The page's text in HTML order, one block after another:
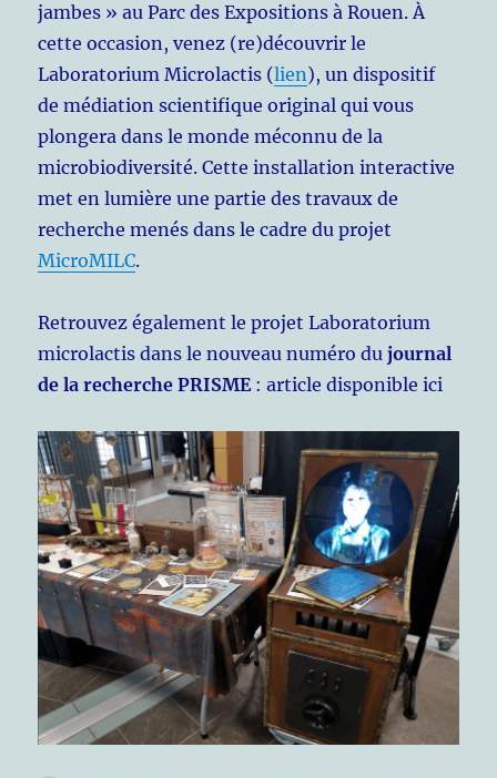
jambes » au Parc des Expositions à Rouen. À
cette occasion, venez (re)découvrir le
Laboratorium Microlactis (lien), un dispositif
de médiation scientifique original qui vous
plongera dans le monde méconnu de la
microbiodiversité. Cette installation interactive
met en lumière une partie des travaux de
recherche menés dans le cadre du projet
MicroMILC.
Retrouvez également le projet Laboratorium
microlactis dans le nouveau numéro dujournal
de la recherche PRISME: article disponible ici